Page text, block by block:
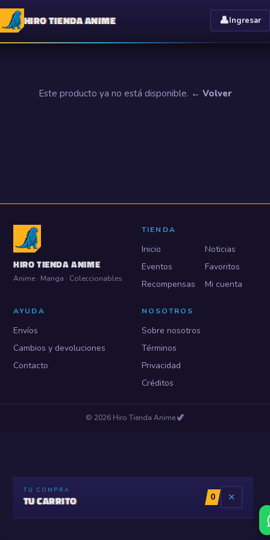
HIRO TIENDA ANIME 👤Ingresar
Este producto ya no está disponible. ← Volver
HIRO TIENDA ANIME
Anime · Manga · Coleccionables
TIENDA
Inicio
Noticias
Eventos
Favoritos
Recompensas
Mi cuenta
AYUDA
Envíos
Cambios y devoluciones
Contacto
NOSOTROS
Sobre nosotros
Términos
Privacidad
Créditos
© 2026 Hiro Tienda Anime🦖
TU COMPRA
TU CARRITO 0 ✕